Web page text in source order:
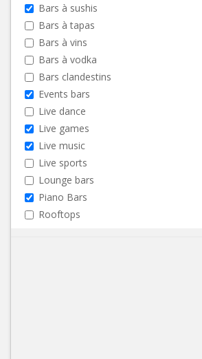
Bars à sushis
Bars à tapas
Bars à vins
Bars à vodka
Bars clandestins
Events bars
Live dance
Live games
Live music
Live sports
Lounge bars
Piano Bars
Rooftops